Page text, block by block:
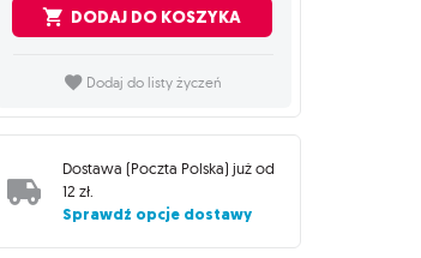
DODAJ DO KOSZYKA
Dodaj do listy życzeń
Dostawa (Poczta Polska) już od
12 zł.
Sprawdź opcje dostawy